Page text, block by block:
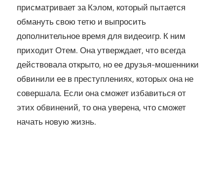
присматривает за Кэлом, который пытается
обмануть свою тетю и выпросить
дополнительное время для видеоигр. К ним
приходит Отем. Она утверждает, что всегда
действовала открыто, но ее друзья-мошенники
обвинили ее в преступлениях, которых она не
совершала. Если она сможет избавиться от
этих обвинений, то она уверена, что сможет
начать новую жизнь.